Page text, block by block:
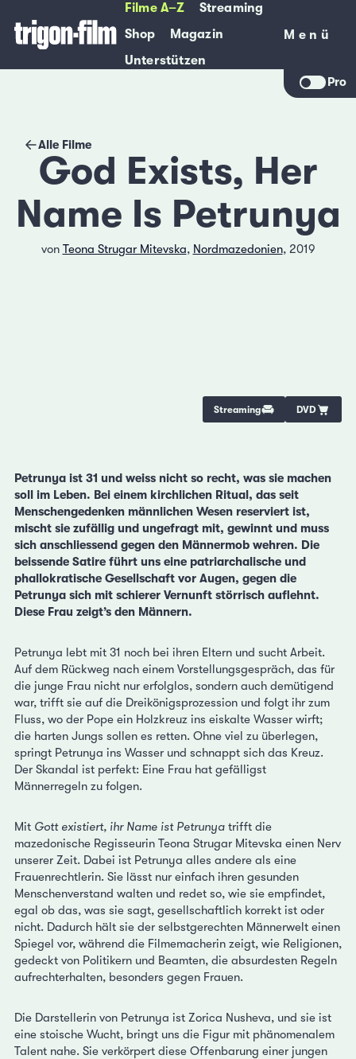
Filme A–Z
Streaming
Shop
Magazin
Unterstützen
Menü
Menü
Pro
Alle Filme
God Exists, Her
Name Is Petrunya
von Teona Strugar Mitevska, Nordmazedonien, 2019
Streaming DVD
Petrunya ist 31 und weiss nicht so recht, was sie machen
soll im Leben. Bei einem kirchlichen Ritual, das seit
Menschengedenken männlichen Wesen reserviert ist,
mischt sie zufällig und ungefragt mit, gewinnt und muss
sich anschliessend gegen den Männermob wehren. Die
beissende Satire führt uns eine patriarchalische und
phallokratische Gesellschaft vor Augen, gegen die
Petrunya sich mit schierer Vernunft störrisch auflehnt.
Diese Frau zeigt’s den Männern.
Petrunya lebt mit 31 noch bei ihren Eltern und sucht Arbeit.
Auf dem Rückweg nach einem Vorstellungsgespräch, das für
die junge Frau nicht nur erfolglos, sondern auch demütigend
war, trifft sie auf die Dreikönigsprozession und folgt ihr zum
Fluss, wo der Pope ein Holzkreuz ins eiskalte Wasser wirft;
die harten Jungs sollen es retten. Ohne viel zu überlegen,
springt Petrunya ins Wasser und schnappt sich das Kreuz.
Der Skandal ist perfekt: Eine Frau hat gefälligst
Männerregeln zu folgen.
Mit Gott existiert, ihr Name ist Petrunya trifft die
mazedonische Regisseurin Teona Strugar Mitevska einen Nerv
unserer Zeit. Dabei ist Petrunya alles andere als eine
Frauenrechtlerin. Sie lässt nur einfach ihren gesunden
Menschenverstand walten und redet so, wie sie empfindet,
egal ob das, was sie sagt, gesellschaftlich korrekt ist oder
nicht. Dadurch hält sie der selbstgerechten Männerwelt einen
Spiegel vor, während die Filmemacherin zeigt, wie Religionen,
gedeckt von Politikern und Beamten, die absurdesten Regeln
aufrechterhalten, besonders gegen Frauen.
Die Darstellerin von Petrunya ist Zorica Nusheva, und sie ist
eine stoische Wucht, bringt uns die Figur mit phänomenalem
Talent nahe. Sie verkörpert diese Offenbarung einer jungen